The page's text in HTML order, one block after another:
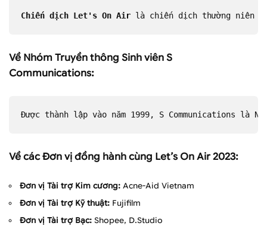
Chiến dịch Let's On Air là chiến dịch thường niên
Về Nhóm Truyền thông Sinh viên S
Communications:
Được thành lập vào năm 1999, S Communications
Về các Đơn vị đồng hành cùng Let’s On Air 2023:
Đơn vị Tài trợ Kim cương: Acne-Aid Vietnam
Đơn vị Tài trợ Kỹ thuật: Fujifilm
Đơn vị Tài trợ Bạc: Shopee, D.Studio